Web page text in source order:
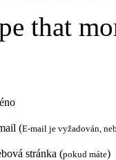
that
(E-mail je vyžadován,
stránka (pokud máte)